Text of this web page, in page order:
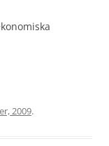
2009.